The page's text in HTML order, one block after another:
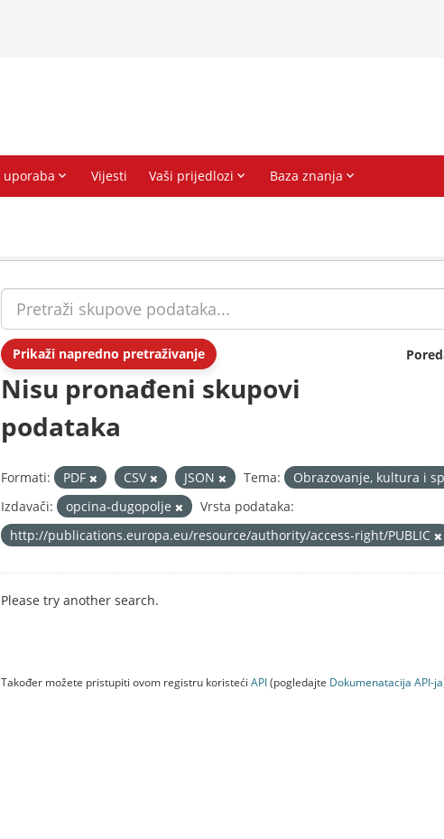
Prikaži napredno pretraživanje
Nisu pronađeni skupovi
podataka
Formati: PDF CSV JSON Tema: Obrazovanje, kultura i
Izdavači:
opcina-dugopolje
Vrsta podataka:
http://publications.europa.eu/resource/authority/access-right/PUBLIC
Please try another search.
Također možete pristupiti ovom registru koristeći API(pogledajte Dokumenаtаcijа API-jа